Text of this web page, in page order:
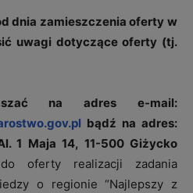
dnia zamieszczenia oferty w
uwagi dotyczące oferty (tj.
na adres e-mail:
bądź na adres:
1 Maja 14, 11-500 Giżycko
oferty realizacji zadania
o regionie “Najlepszy z